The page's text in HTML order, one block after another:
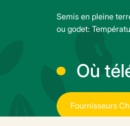
Semis en pleine
ou godet:
Où
FournisseursCh